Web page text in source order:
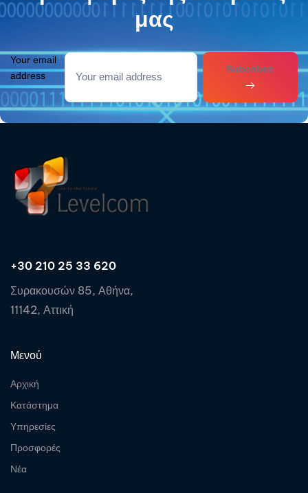
μας
Your email
address
Subcribes
+30 210 25 33 620
Συρακουσών 85, Αθήνα,
11142, Αττική
Μενού
Αρχική
Κατάστημα
Υπηρεσίες
Προσφορές
Νέα